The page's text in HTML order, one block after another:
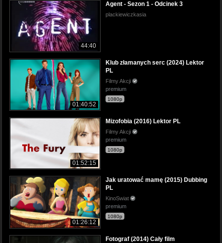
44:40
Agent - Sezon 1 - Odcinek 3
plackiewiczkasia
01:40:52
Klub złamanych serc (2024) Lektor
PL
Filmy Akcji
premium
1080p
01:52:15
Mizofobia (2016) Lektor PL
Filmy Akcji
premium
1080p
01:26:12
Jak uratować mamę (2015) Dubbing
PL
KinoSwiat
premium
1080p
Fotograf (2014) Cały film